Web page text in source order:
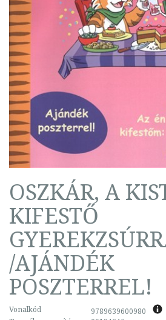
OSZKÁR, A
KIFESTŐ
/AJÁNDÉK
POSZTERREL!
Vonalkód
9789639600980